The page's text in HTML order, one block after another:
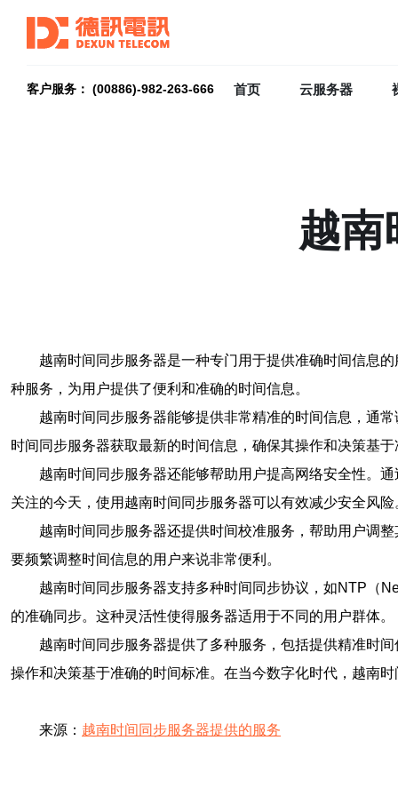
客户服务： (00886)-982-263-666 首页 云服务器
越南
越南时间同步服务器是一种专门用于提供准确时间信息
种服务，为用户提供了便利和准确的时间信息。
越南时间同步服务器能够提供非常精准的时间信息，通
时间同步服务器获取最新的时间信息，确保其操作和决策基
越南时间同步服务器还能够帮助用户提高网络安全性。
关注的今天，使用越南时间同步服务器可以有效减少安全风险
越南时间同步服务器还提供时间校准服务，帮助用户调
要频繁调整时间信息的用户来说非常便利。
越南时间同步服务器支持多种时间同步协议，如NTP（
的准确同步。这种灵活性使得服务器适用于不同的用户群体。
越南时间同步服务器提供了多种服务，包括提供精准时
操作和决策基于准确的时间标准。在当今数字化时代，越南
来源： 越南时间同步服务器提供的服务